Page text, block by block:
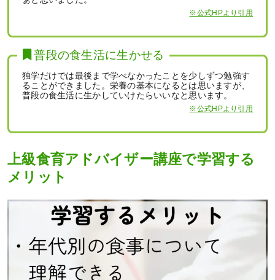
※公式HPより引用
普段の食生活に生かせる
独学だけでは最後まで学べなかったことを少しずつ勉強す
ることができました。栄養の基本になるとは思いますが、
普段の食生活に生かしていけたらいいなと思います。
※公式HPより引用
上級食育アドバイザー講座で学習する
メリット